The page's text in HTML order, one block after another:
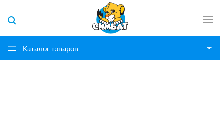
Каталог товаров